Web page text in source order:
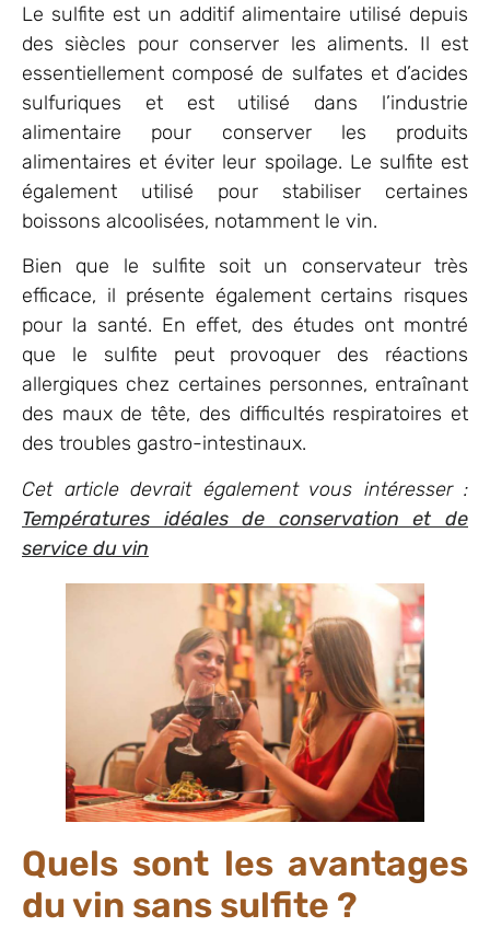
Le sulfite est un additif alimentaire utilisé depuis
des siècles pour conserver les aliments. Il est
essentiellement composé de sulfates et d’acides
sulfuriques et est utilisé dans l’industrie
alimentaire pour conserver les produits
alimentaires et éviter leur spoilage. Le sulfite est
également utilisé pour stabiliser certaines
boissons alcoolisées, notamment le vin.
Bien que le sulfite soit un conservateur très
efficace, il présente également certains risques
pour la santé. En effet, des études ont montré
que le sulfite peut provoquer des réactions
allergiques chez certaines personnes, entraînant
des maux de tête, des difficultés respiratoires et
des troubles gastro-intestinaux.
Cet article devrait également vous intéresser :
Températures idéales de conservation et de
service du vin
Quels sont les avantages
du vin sans sulfite ?